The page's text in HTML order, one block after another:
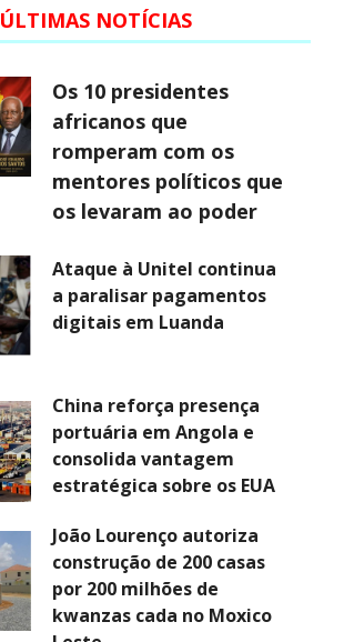
ÚLTIMAS NOTÍCIAS
Os 10 presidentes
africanos que
romperam com os
mentores políticos que
os levaram ao poder
Ataque à Unitel continua
a paralisar pagamentos
digitais em Luanda
China reforça presença
portuária em Angola e
consolida vantagem
estratégica sobre os EUA
João Lourenço autoriza
construção de 200 casas
por 200 milhões de
kwanzas cada no Moxico